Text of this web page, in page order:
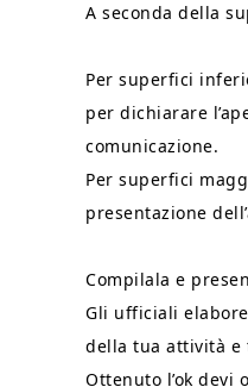
A seconda della
Per superfici
per dichiarare
comunicazione.
Per superfici
presentazione
Compilala e
Gli ufficiali
della tua attività e
Ottenuto l’ok